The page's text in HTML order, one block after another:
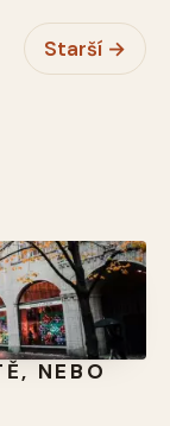
Starší →
NEBO